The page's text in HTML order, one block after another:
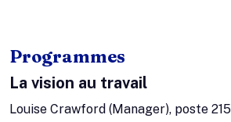
Programmes
La vision au travail
Louise Crawford (Manager), poste 215